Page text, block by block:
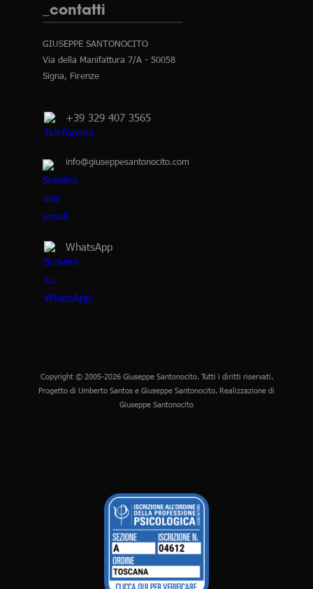
_contatti
GIUSEPPE SANTONOCITO
Via della Manifattura 7/A - 50058
Signa, Firenze
+39 329 407 3565
info@giuseppesantonocito.com
WhatsApp
Copyright © 2005-2026 Giuseppe Santonocito. Tutti i diritti riservati.
Progetto di Umberto Santos e Giuseppe Santonocito. Realizzazione di
Giuseppe Santonocito